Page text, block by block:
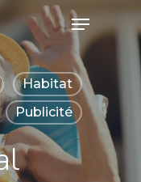
Menu
Habitat
Publicité